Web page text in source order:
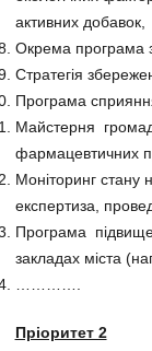
активних
Окрема програма
Стратегія
Програма
Майстерня
фармацевтичних
Моніторинг стану
експертиза,
Програма
закладах міста
Пріоритет 2